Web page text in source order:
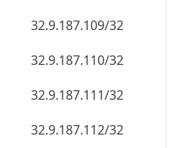
32.9.187.109/32
32.9.187.110/32
32.9.187.111/32
32.9.187.112/32